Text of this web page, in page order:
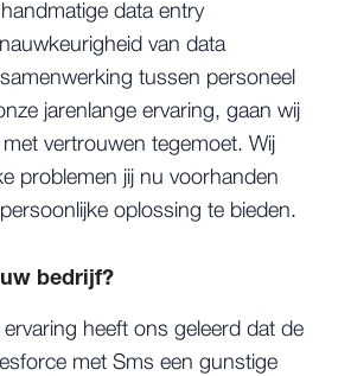
data entry
van data
tussen personeel
jarenlange ervaring, gaan wij
vertrouwen tegemoet. Wij
problemen jij nu voorhanden
oplossing te bieden.
bedrijf?
heeft ons geleerd dat de
met Sms een gunstige